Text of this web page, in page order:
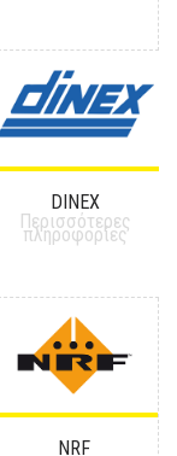
DINEX
Περισσότερες
πληροφορίες
NRF